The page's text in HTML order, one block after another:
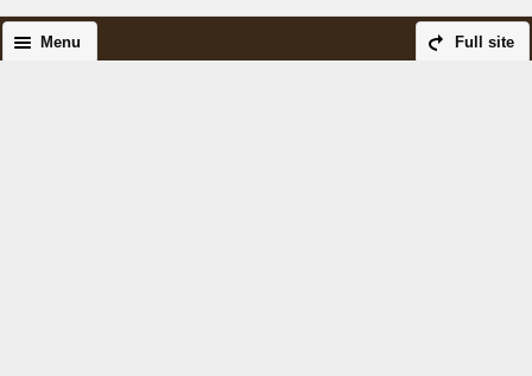
Full site
Menu